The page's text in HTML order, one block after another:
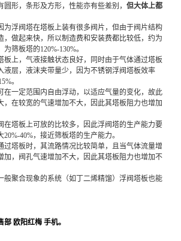
圆形，条形及方形，性能亦有些差别， 但大体上都
为浮阀塔在塔板上装有很多阀片，但由于阀片结构
，做起来快，所以制造费和安装费都比较低，约为
筛板塔的120%-130%。
板上，气液接触状态良好，同时由于气体通过塔板
液层，液沫夹带量少，因为不锈钢浮阀塔板效率
。
在一定范围内自由浮动，以适应气量的变化，故此
，在较宽的气速增加不大，因此其塔板阻力也增加
在塔板上可放的比较多，因此浮阀塔的生产能力要
40%，接近筛板塔的生产能力。
过塔板时，其流路情况比较简单，且当气体流量增
加，阀孔气速增加不大，因此其塔板阻力也增加不
般聚合现象的系统（如丁二烯精馏）浮阀塔板也能
欧阳红梅 手机。